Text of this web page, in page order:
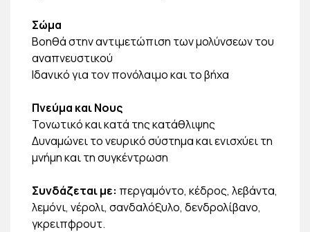
Σώμα
Βοηθά στην αντιμετώπιση των μολύνσεων του
αναπνευστικού
Ιδανικό για τον πονόλαιμο και το βήχα
Πνεύμα και Νους
Τονωτικό και κατά της κατάθλιψης
Δυναμώνει το νευρικό σύστημα και ενισχύει τη
μνήμη και τη συγκέντρωση
Συνδάζεται με: περγαμόντο, κέδρος, λεβάντα,
λεμόνι, νέρολι, σανδαλόξυλο, δενδρολίβανο,
γκρειπφρουτ.